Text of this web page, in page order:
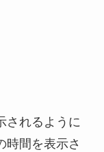
されるように
時間を表示さ